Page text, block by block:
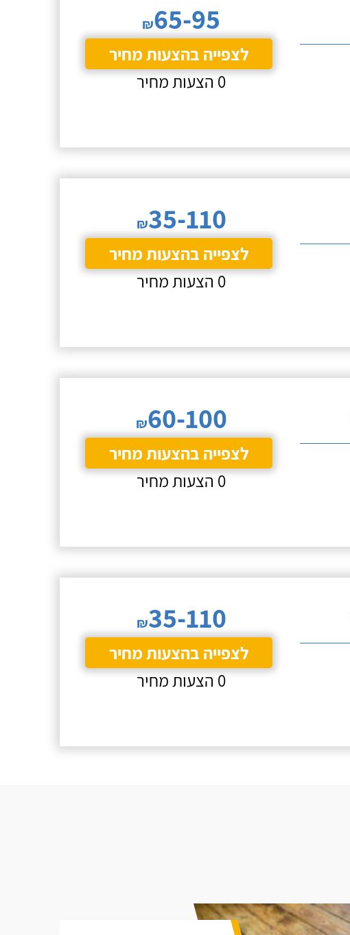
₪65-95
לצפייה בהצעות מחיר
0 הצעות מחיר
₪35-110
לצפייה בהצעות מחיר
0 הצעות מחיר
₪60-100
לצפייה בהצעות מחיר
0 הצעות מחיר
₪35-110
לצפייה בהצעות מחיר
0 הצעות מחיר